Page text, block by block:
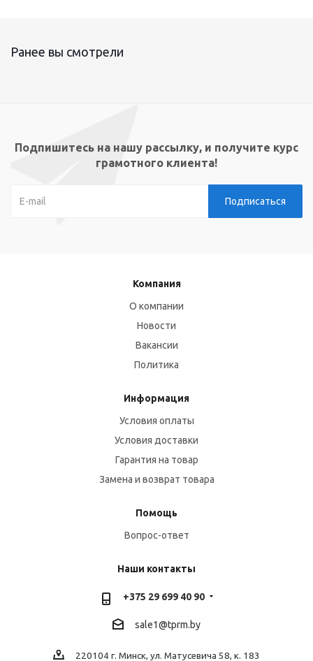
Ранее вы смотрели
Подпишитесь на нашу рассылку, и получите курс
грамотного клиента!
Компания
О компании
Новости
Вакансии
Политика
Информация
Условия оплаты
Условия доставки
Гарантия на товар
Замена и возврат товара
Помощь
Вопрос-ответ
Наши контакты
+375 29 699 40 90
sale1@tprm.by
220104 г. Минск, ул. Матусевича 58, к. 183